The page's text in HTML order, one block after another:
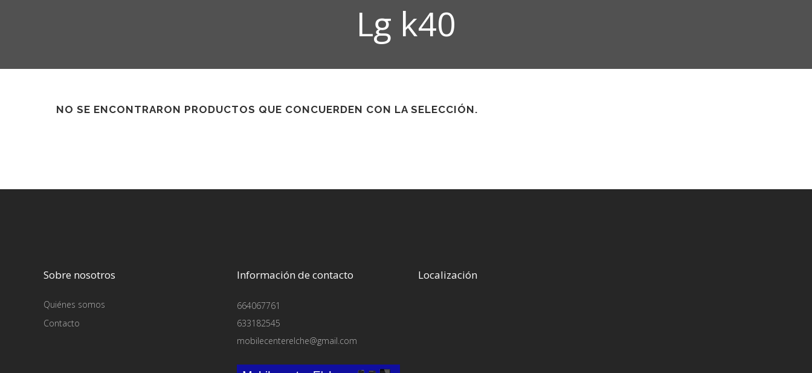
Lg k40
NO SE ENCONTRARON PRODUCTOS QUE CONCUERDEN CON LA SELECCIÓN.
Sobre nosotros
Quiénes somos
Contacto
Información de contacto
664067761
633182545
mobilecenterelche@gmail.com
Localización